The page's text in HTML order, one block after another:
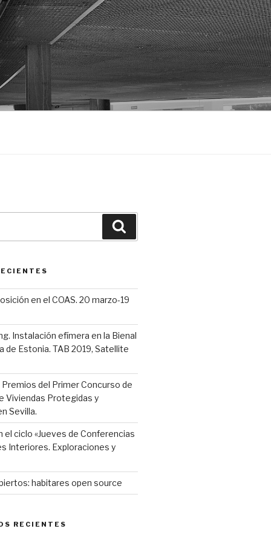
en el COAS. 20 marzo-19
Instalación efímera en la Bienal
de Estonia. TAB 2019, Satellite
del Primer Concurso de
Viviendas Protegidas y
Sevilla.
el ciclo «Jueves de Conferencias
Interiores. Exploraciones y
habitares open source
RECIENTES